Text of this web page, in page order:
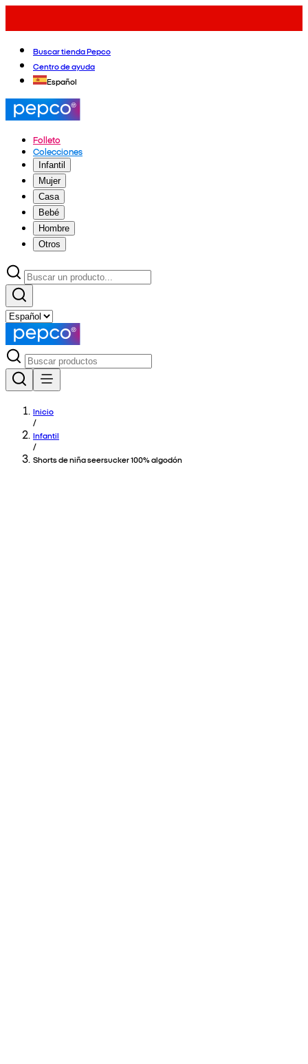
Buscar tienda Pepco
Centro de ayuda
Español
Folleto
Colecciones
Infantil
Mujer
Casa
Bebé
Hombre
Otros
Inicio
/
Infantil
/
Shorts de niña seersucker 100% algodón